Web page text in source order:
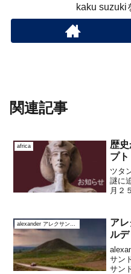
kaku suzuki
関連記事
africa
歴
プト
ツタ
謎に
月２
なフ
アク
alexander アレクサンドロス大王
ア
ル
サン
サン